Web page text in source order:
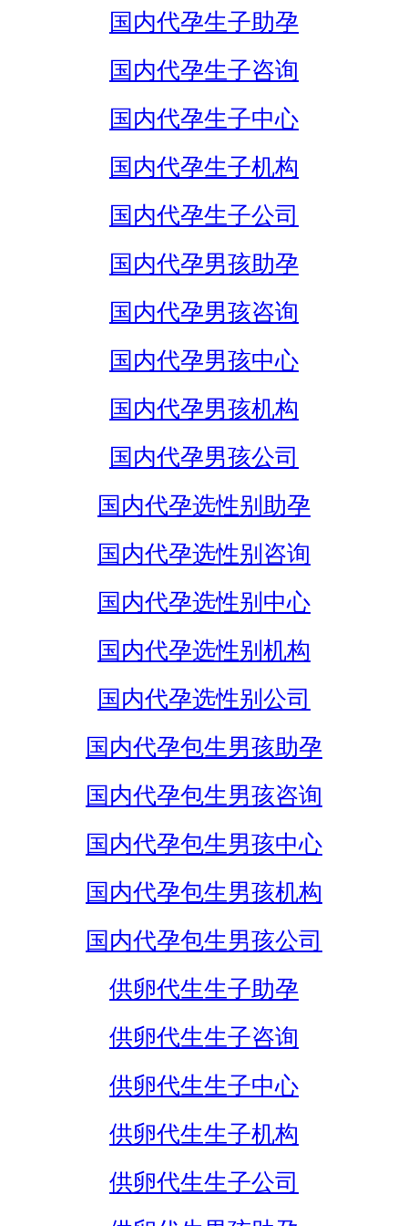
国内代孕生子助孕
国内代孕生子咨询
国内代孕生子中心
国内代孕生子机构
国内代孕生子公司
国内代孕男孩助孕
国内代孕男孩咨询
国内代孕男孩中心
国内代孕男孩机构
国内代孕男孩公司
国内代孕选性别助孕
国内代孕选性别咨询
国内代孕选性别中心
国内代孕选性别机构
国内代孕选性别公司
国内代孕包生男孩助孕
国内代孕包生男孩咨询
国内代孕包生男孩中心
国内代孕包生男孩机构
国内代孕包生男孩公司
供卵代生生子助孕
供卵代生生子咨询
供卵代生生子中心
供卵代生生子机构
供卵代生生子公司